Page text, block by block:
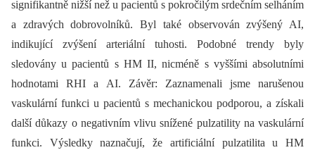
signifikantně nižší než u pacientů s pokročilým srdečním selháním
a zdravých dobrovolníků. Byl také observován zvýšený AI,
indikující zvýšení arteriální tuhosti. Podobné trendy byly
sledovány u pacientů s HM II, nicméně s vyššími absolutními
hodnotami RHI a AI. Závěr: Zaznamenali jsme narušenou
vaskulární funkci u pacientů s mechanickou podporou, a získali
další důkazy o negativním vlivu snížené pulzatility na vaskulární
funkci. Výsledky naznačují, že artificiální pulzatilita u HM